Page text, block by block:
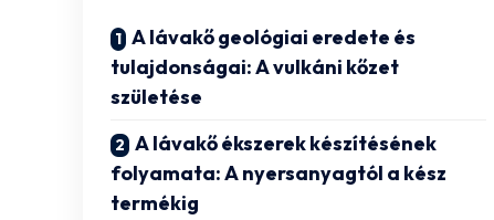
A lávakő geológiai eredete és
tulajdonságai: A vulkáni kőzet
születése
A lávakő ékszerek készítésének
folyamata: A nyersanyagtól a kész
termékig